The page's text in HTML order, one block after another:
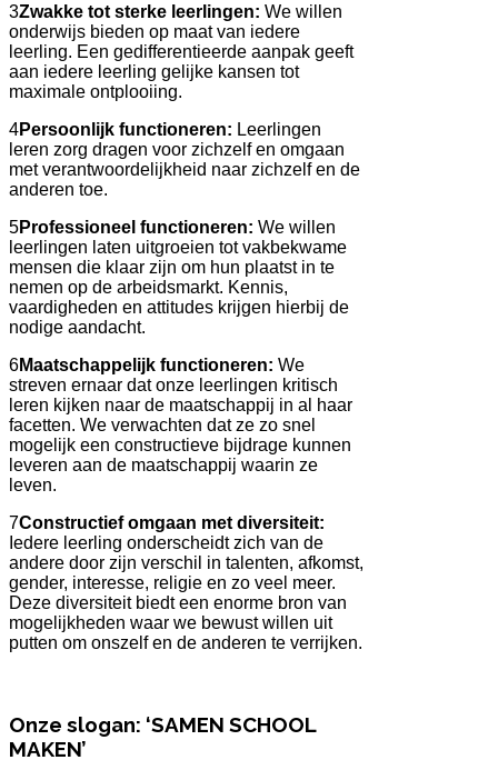
3Zwakke tot sterke leerlingen: We willen
onderwijs bieden op maat van iedere
leerling. Een gedifferentieerde aanpak geeft
aan iedere leerling gelijke kansen tot
maximale ontplooiing.
4Persoonlijk functioneren: Leerlingen
leren zorg dragen voor zichzelf en omgaan
met verantwoordelijkheid naar zichzelf en de
anderen toe.
5Professioneel functioneren: We willen
leerlingen laten uitgroeien tot vakbekwame
mensen die klaar zijn om hun plaatst in te
nemen op de arbeidsmarkt. Kennis,
vaardigheden en attitudes krijgen hierbij de
nodige aandacht.
6Maatschappelijk functioneren: We
streven ernaar dat onze leerlingen kritisch
leren kijken naar de maatschappij in al haar
facetten. We verwachten dat ze zo snel
mogelijk een constructieve bijdrage kunnen
leveren aan de maatschappij waarin ze
leven.
7Constructief omgaan met diversiteit:
Iedere leerling onderscheidt zich van de
andere door zijn verschil in talenten, afkomst,
gender, interesse, religie en zo veel meer.
Deze diversiteit biedt een enorme bron van
mogelijkheden waar we bewust willen uit
putten om onszelf en de anderen te verrijken.
Onze slogan: ‘SAMEN SCHOOL
MAKEN’